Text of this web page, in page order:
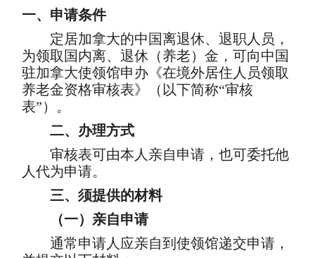
一、申请条件
定居加拿大的中国离退休、退职人员，
为领取国内离、退休（养老）金，可向中国
驻加拿大使领馆申办《在境外居住人员领取
养老金资格审核表》（以下简称“审核
表”）。
二、办理方式
审核表可由本人亲自申请，也可委托他
人代为申请。
三、须提供的材料
（一）亲自申请
通常申请人应亲自到使领馆递交申请，